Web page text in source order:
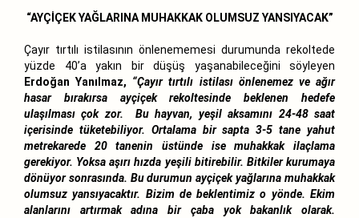
“AYÇİÇEK YAĞLARINA MUHAKKAK OLUMSUZ YANSIYACAK”
Çayır tırtılı istilasının önlenememesi durumunda rekoltede
yüzde 40’a yakın bir düşüş yaşanabileceğini söyleyen
Erdoğan Yanılmaz, “Çayır tırtılı istilası önlenemez ve ağır
hasar bırakırsa ayçiçek rekoltesinde beklenen hedefe
ulaşılması çok zor. Bu hayvan, yeşil aksamını 24-48 saat
içerisinde tüketebiliyor. Ortalama bir sapta 3-5 tane yahut
metrekarede 20 tanenin üstünde ise muhakkak ilaçlama
gerekiyor. Yoksa aşırı hızda yeşili bitirebilir. Bitkiler kurumaya
dönüyor sonrasında. Bu durumun ayçiçek yağlarına muhakkak
olumsuz yansıyacaktır. Bizim de beklentimiz o yönde. Ekim
alanlarını artırmak adına bir çaba yok bakanlık olarak.